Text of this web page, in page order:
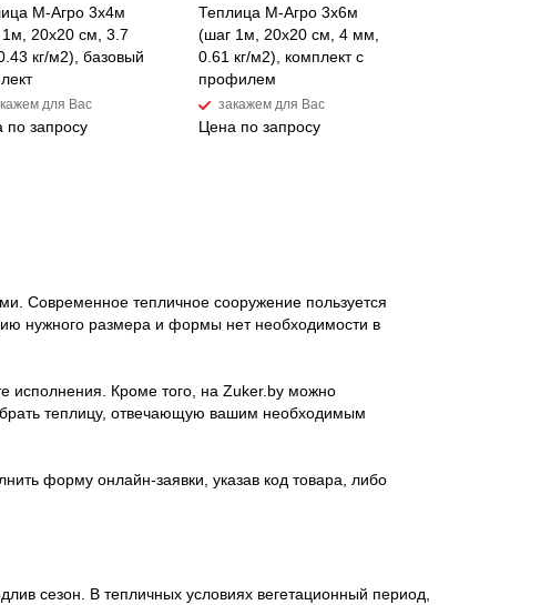
М-Агро 3x4м
20x20 см, 3.7
кг/м2), базовый
для Вас
по запросу
Теплица М-Агро 3x6м
(шаг 1м, 20x20 см, 4 мм,
0.61 кг/м2), комплект с
профилем
закажем для Вас
Цена по запросу
Современное тепличное сооружение пользуется
нужного размера и формы нет необходимости в
исполнения. Кроме того, на Zuker.by можно
теплицу, отвечающую вашим необходимым
форму онлайн-заявки, указав код товара, либо
сезон. В тепличных условиях вегетационный период,